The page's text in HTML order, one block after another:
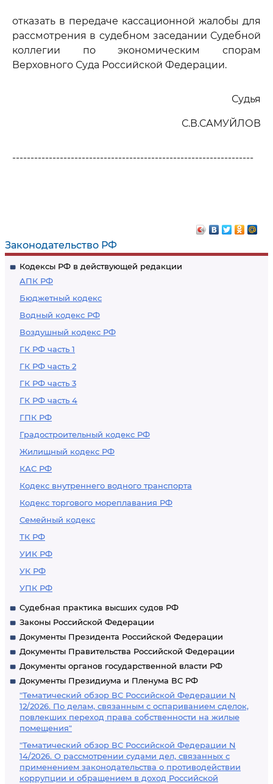
Законодательство РФ
Кодексы РФ в действующей редакции
АПК РФ
Бюджетный кодекс
Водный кодекс РФ
Воздушный кодекс РФ
ГК РФ часть 1
ГК РФ часть 2
ГК РФ часть 3
ГК РФ часть 4
ГПК РФ
Градостроительный кодекс РФ
Жилищный кодекс РФ
КАС РФ
Кодекс внутреннего водного транспорта
Кодекс торгового мореплавания РФ
Семейный кодекс
ТК РФ
УИК РФ
УК РФ
УПК РФ
Судебная практика высших судов РФ
Законы Российской Федерации
Документы Президента Российской Федерации
Документы Правительства Российской Федерации
Документы органов государственной власти РФ
Документы Президиума и Пленума ВС РФ
"Тематический обзор ВС Российской Федерации N
12/2026. По делам, связанным с оспариванием сделок,
повлекших переход права собственности на жилые
помещения"
"Тематический обзор ВС Российской Федерации N
14/2026. О рассмотрении судами дел, связанных с
применением законодательства о противодействии
коррупции и обращением в доход Российской
отказать в передаче кассационной жалобы для
рассмотрения в судебном заседании Судебной
коллегии по экономическим спорам
Верховного Суда Российской Федерации.
Судья
С.В.САМУЙЛОВ
------------------------------------------------------------------